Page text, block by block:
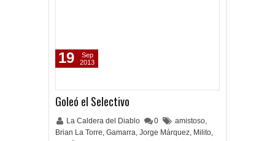
Goleó el Selectivo
La Caldera del Diablo 0 amistoso,
Brian La Torre, Gamarra, Jorge Márquez, Milito,
19
Sep
2013